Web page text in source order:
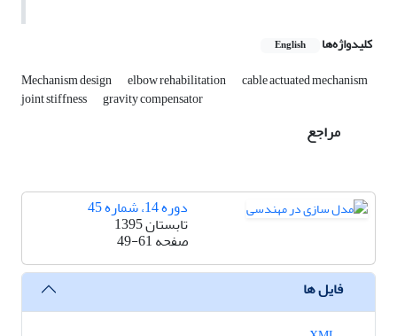
کلیدواژه‌ها English
Mechanism design elbow rehabilitation cable actuated mechanism
joint stiffness gravity compensator
مراجع
دوره 14، شماره 45
تابستان 1395
صفحه49-61
فایل ها